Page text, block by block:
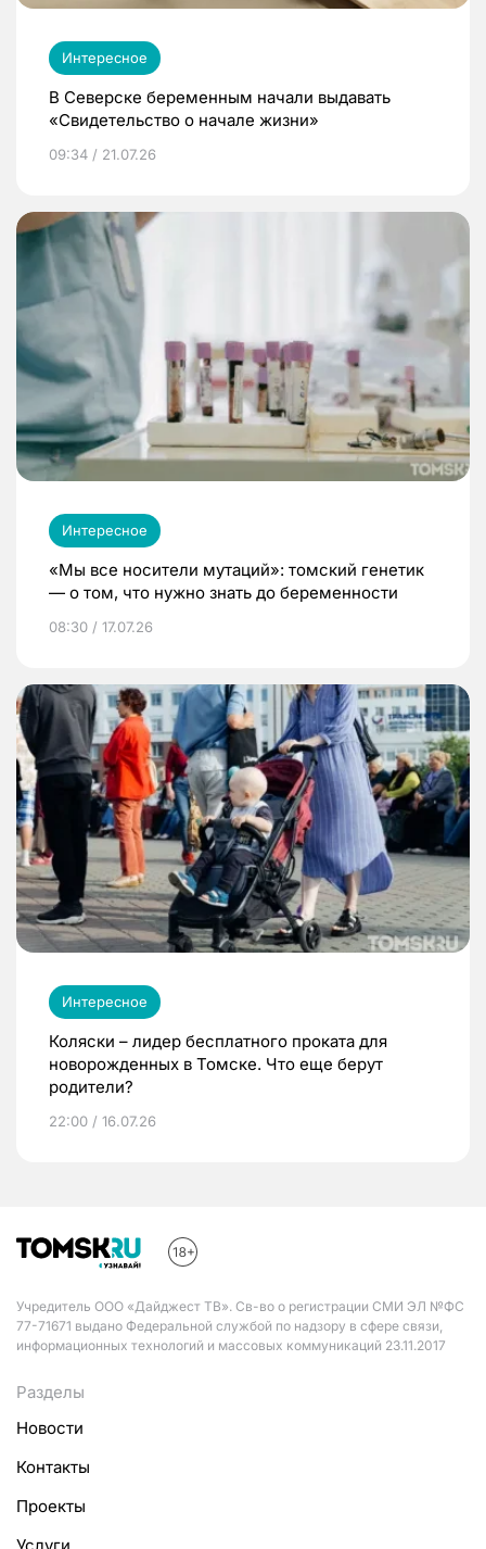
Интересное
В Северске беременным начали выдавать
«Свидетельство о начале жизни»
09:34 / 21.07.26
Интересное
«Мы все носители мутаций»: томский генетик
— о том, что нужно знать до беременности
08:30 / 17.07.26
Интересное
Коляски – лидер бесплатного проката для
новорожденных в Томске. Что еще берут
родители?
22:00 / 16.07.26
Учредитель ООО «Дайджест ТВ». Св-во о регистрации СМИ ЭЛ №ФС
77-71671 выдано Федеральной службой по надзору в сфере связи,
информационных технологий и массовых коммуникаций 23.11.2017
Разделы
Новости
Контакты
Проекты